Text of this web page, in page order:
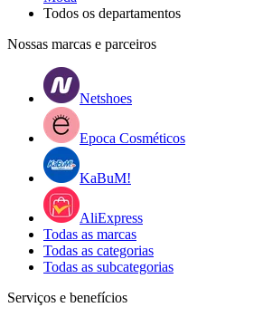
Todos os departamentos
Nossas marcas e parceiros
Netshoes
Epoca Cosméticos
KaBuM!
AliExpress
Todas as marcas
Todas as categorias
Todas as subcategorias
Serviços e benefícios